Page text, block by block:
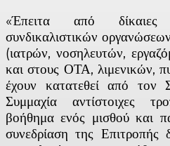
«Έπειτα από δίκαιες
συνδικαλιστικών
(ιατρών, νοσηλευτών,
και στους ΟΤΑ, λιμενικών,
έχουν κατατεθεί από
Συμμαχία αντίστοιχες
βοήθημα ενός μισθού και
συνεδρίαση της Επιτροπής